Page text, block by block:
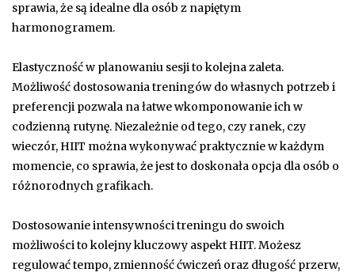
sprawia, że są idealne dla osób z napiętym
harmonogramem.
Elastyczność w planowaniu sesji to kolejna zaleta.
Możliwość dostosowania treningów do własnych potrzeb i
preferencji pozwala na łatwe wkomponowanie ich w
codzienną rutynę. Niezależnie od tego, czy ranek, czy
wieczór, HIIT można wykonywać praktycznie w każdym
momencie, co sprawia, że jest to doskonała opcja dla osób o
różnorodnych grafikach.
Dostosowanie intensywności treningu do swoich
możliwości to kolejny kluczowy aspekt HIIT. Możesz
regulować tempo, zmienność ćwiczeń oraz długość przerw,